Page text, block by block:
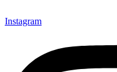
Instagram